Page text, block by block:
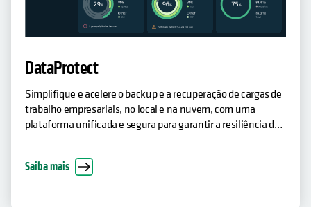
DataProtect
Simplifique e acelere o backup e a recuperação de cargas de
trabalho empresariais, no local e na nuvem, com uma
plataforma unificada e segura para garantir a resiliência dos
Saiba mais